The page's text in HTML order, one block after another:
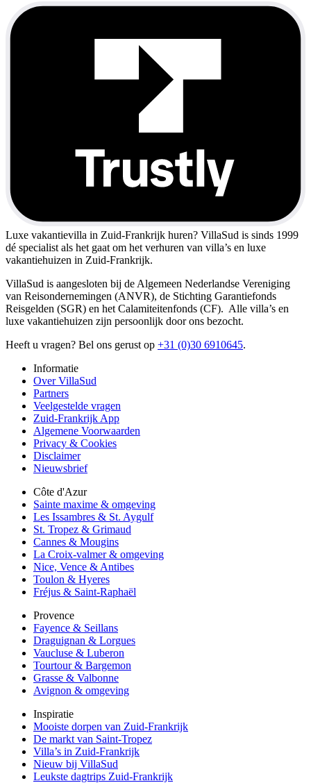
Luxe vakantievilla in Zuid-Frankrijk huren? VillaSud is sinds 1999
dé specialist als het gaat om het verhuren van villa’s en luxe
vakantiehuizen in Zuid-Frankrijk.
VillaSud is aangesloten bij de Algemeen Nederlandse Vereniging
van Reisondernemingen (ANVR), de Stichting Garantiefonds
Reisgelden (SGR) en het Calamiteitenfonds (CF). Alle villa’s en
luxe vakantiehuizen zijn persoonlijk door ons bezocht.
Heeft u vragen? Bel ons gerust op +31 (0)30 6910645.
Informatie
Over VillaSud
Partners
Veelgestelde vragen
Zuid-Frankrijk App
Algemene Voorwaarden
Privacy & Cookies
Disclaimer
Nieuwsbrief
Côte d'Azur
Sainte maxime & omgeving
Les Issambres & St. Aygulf
St. Tropez & Grimaud
Cannes & Mougins
La Croix-valmer & omgeving
Nice, Vence & Antibes
Toulon & Hyeres
Fréjus & Saint-Raphaël
Provence
Fayence & Seillans
Draguignan & Lorgues
Vaucluse & Luberon
Tourtour & Bargemon
Grasse & Valbonne
Avignon & omgeving
Inspiratie
Mooiste dorpen van Zuid-Frankrijk
De markt van Saint-Tropez
Villa’s in Zuid-Frankrijk
Nieuw bij VillaSud
Leukste dagtrips Zuid-Frankrijk